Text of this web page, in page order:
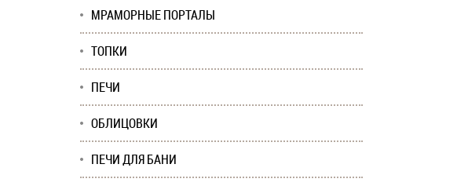
МРАМОРНЫЕ ПОРТАЛЫ
ТОПКИ
ПЕЧИ
ОБЛИЦОВКИ
ПЕЧИ ДЛЯ БАНИ